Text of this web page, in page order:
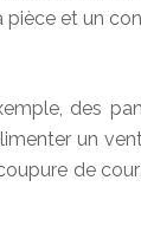
pièce et un
des
un
de